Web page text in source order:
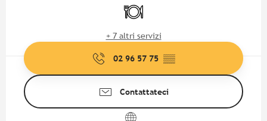
Ristorante
+ 7 altri servizi
02 96 57 75 ▒▒
Contattateci